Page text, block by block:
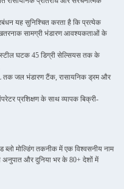
यह सुनिश्चित करता है कि प्रत्येक
सामग्री भंडारण आवश्यकताओं के
घटक 45 डिग्री सेल्सियस तक के
तक जल भंडारण टैंक, रासायनिक ड्रम और
प्रशिक्षण के साथ व्यापक बिक्री-
मोल्डिंग तकनीक में एक विश्वसनीय नाम
अनुपात और दुनिया भर के 80+ देशों में